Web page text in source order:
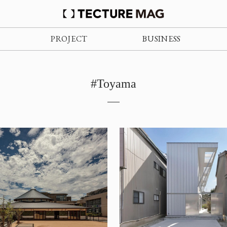
PROJECT BUSINESS
#Toyama